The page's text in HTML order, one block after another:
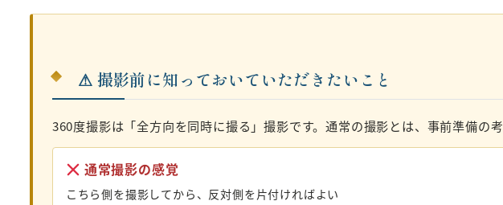
⚠ 撮影前に知っておいていただきたいこと
360度撮影は「全方向を同時に撮る」撮影です。通常の撮影とは、事前準備の
通常撮影の感覚
こちら側を撮影してから、反対側を片付ければよい